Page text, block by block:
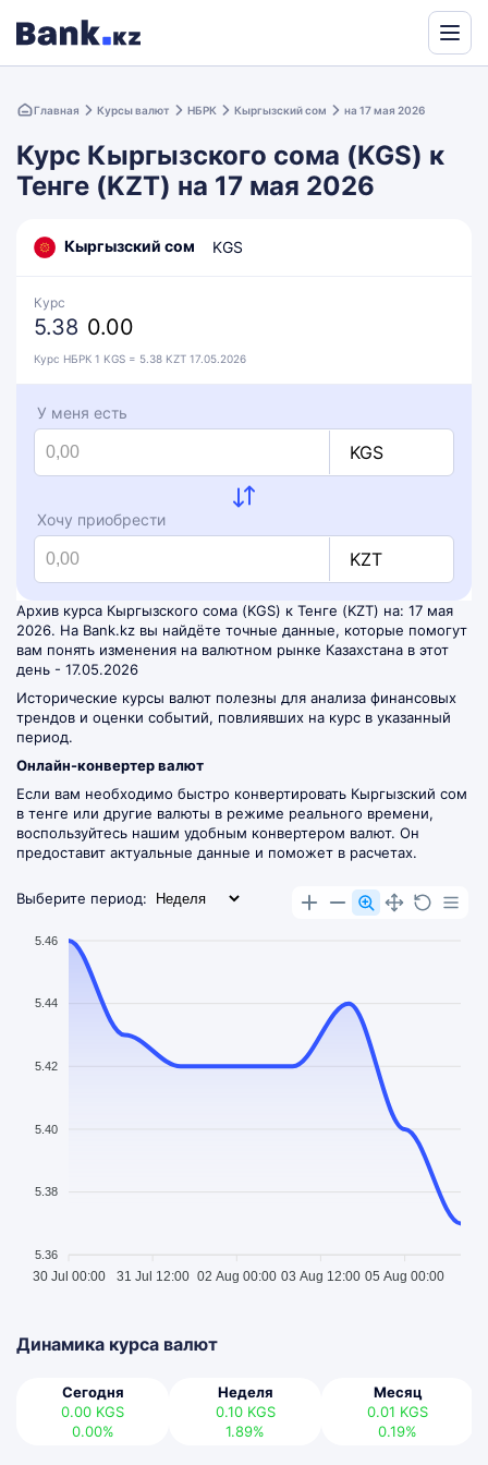
Translate
Главная Курсы валют НБРК Кыргызский сом на 17 мая 2026
Курс Кыргызского сома (KGS) к
Тенге (KZT) на 17 мая 2026
Кыргызский сом KGS
Курс
5.38 0.00
Курс НБРК 1 KGS = 5.38 KZT 17.05.2026
У меня есть
KGS
Хочу приобрести
KZT
Архив курса Кыргызского сома (KGS) к Тенге (KZT) на: 17 мая
2026. На Bank.kz вы найдёте точные данные, которые помогут
вам понять изменения на валютном рынке Казахстана в этот
день - 17.05.2026
Исторические курсы валют полезны для анализа финансовых
трендов и оценки событий, повлиявших на курс в указанный
период.
Онлайн-конвертер валют
Если вам необходимо быстро конвертировать Кыргызский сом
в тенге или другие валюты в режиме реального времени,
воспользуйтесь нашим удобным конвертером валют. Он
предоставит актуальные данные и поможет в расчетах.
Выберите период:
5.46
5.44
5.42
5.40
5.38
5.36
30 Jul 00:00 31 Jul 12:00 02 Aug 00:00 03 Aug 12:00 05 Aug 00:00
Динамика курса валют
Сегодня
0.00 KGS
0.00%
Неделя
0.10 KGS
1.89%
Месяц
0.01 KGS
0.19%